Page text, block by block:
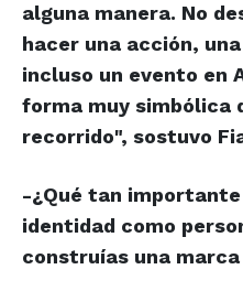
alguna manera. No
hacer una acción,
incluso un evento en
forma muy simbólica
recorrido", sostuvo
-¿Qué tan
identidad como
construías una